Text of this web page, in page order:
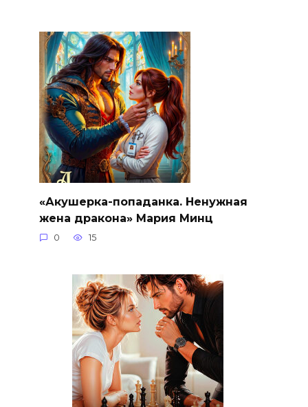
«Акушерка-попаданка. Ненужная
жена дракона» Мария Минц
0 15